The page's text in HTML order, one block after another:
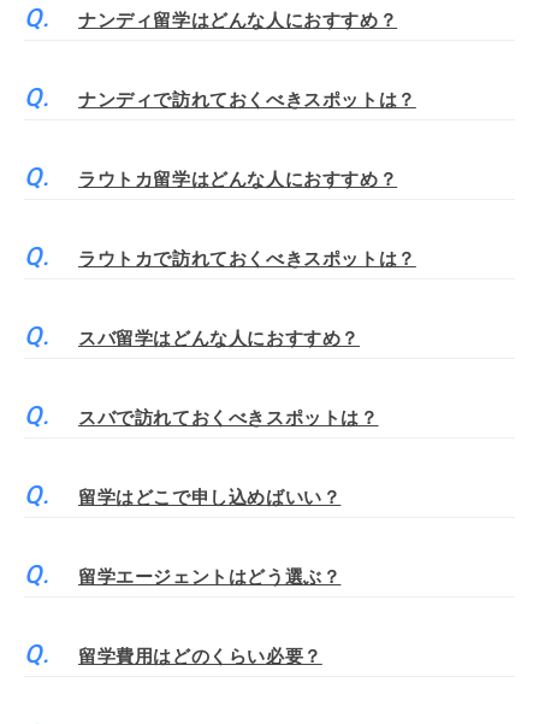
ナンディ留学はどんな人におすすめ？
ナンディで訪れておくべきスポットは？
ラウトカ留学はどんな人におすすめ？
ラウトカで訪れておくべきスポットは？
スバ留学はどんな人におすすめ？
スバで訪れておくべきスポットは？
留学はどこで申し込めばいい？
留学エージェントはどう選ぶ？
留学費用はどのくらい必要？